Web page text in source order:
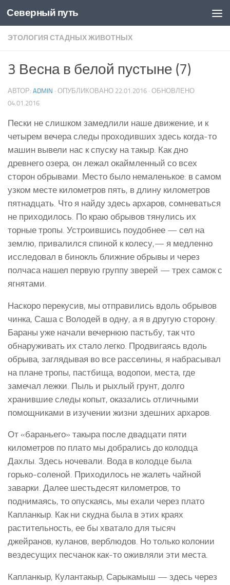
Skip to content
Северный путь
ЭТОЛОГИЯ СТАДНЫХ ЖИВОТНЫХ
3 Весна в белой пустыне (7)
АВТОР: ADMIN · ОПУБЛИКОВАНО 22.01.2016 · ОБНОВЛЕНО
04.01.2016
Пески не слишком замедлили наше движение, и к
четырем вечера следы проходивших здесь когда-то
машин вывели нас к спуску на такыр. Как дно
древнего озера, он лежал окаймленный со всех
сторон обрывами. Место было немаленькое: в самом
узком месте километров пять, в длину километров
пятнадцать. Что я найду здесь архаров, сомневаться
не приходилось. По краю обрывов тянулись их
торные тропы. Устроившись поудобнее — сел на
землю, привалился спиной к колесу,— я медленно
ис­следовал в бинокль ближние обрывы и через
полчаса нашел первую группу зверей — трех самок с
ягнятами.
Наскоро перекусив, мы отправились вдоль обрывов
чинка, Саша с Володей в одну, а я в другую сторону.
Бараны уже начали вечернюю пастьбу, так что
обнаруживать их стало легко. Продвигаясь вдоль
обрыва, заглядывая во все расселины, я набрасывал
на плане тропы, пастбища, водопои, места, где
замечал лежки. Пыль и рыхлый грунт, долго
хранившие следы копыт, оказались отличными
помощниками в изучении жизни здешних архаров.
От «бараньего» такыра после двадцати пяти
километров по плато мы добрались до колодца
Дахлы. Здесь ночевали. Вода в колодце была
горько-соленой. Приходилось не жалеть чайной
заварки. Далее шестьдесят километров, то
поднимаясь, то опускаясь, мы ехали через плато
Капланкыр. Как ни скудна была в этих краях
растительность, ее бы хватало для тысяч
джейранов, куланов, верблюдов. Но только колонии
вездесущих песчанок как-то оживляли эти места.
Капланкыр, Кулантакыр, Сарыкамыш — здесь через